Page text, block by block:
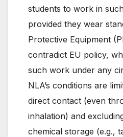
students to work in
provided they wear
Protective Equipment
contradict EU policy,
such work under any
NLA’s conditions are
direct contact (even
inhalation) and
chemical storage (e.g.,